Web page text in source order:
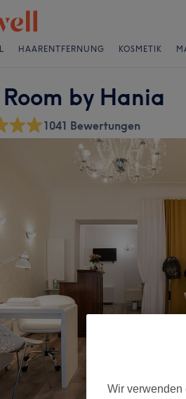
HAARENTFERNUNG KOSMETIK
by Hania
1041 Bewertungen
Wir verwenden